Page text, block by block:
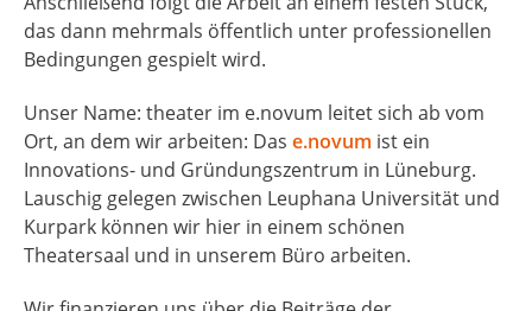
das dann mehrmals öffentlich unter professionellen
Bedingungen gespielt wird.
Unser Name: theater im e.novum leitet sich ab vom
Ort, an dem wir arbeiten: Das e.novum ist ein
Innovations- und Gründungszentrum in Lüneburg.
Lauschig gelegen zwischen Leuphana Universität und
Kurpark können wir hier in einem schönen
Theatersaal und in unserem Büro arbeiten.